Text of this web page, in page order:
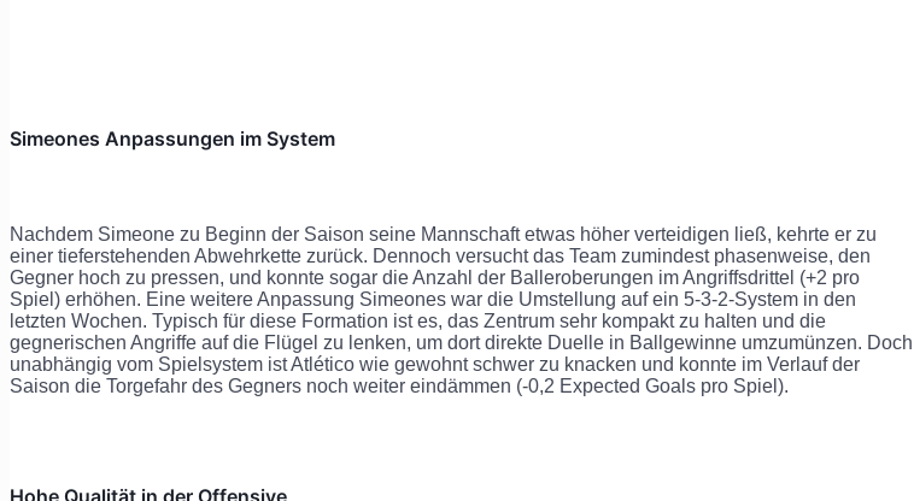
Simeones Anpassungen im System
Nachdem Simeone zu Beginn der Saison seine Mannschaft etwas höher verteidigen ließ, kehrte er zu
einer tieferstehenden Abwehrkette zurück. Dennoch versucht das Team zumindest phasenweise, den
Gegner hoch zu pressen, und konnte sogar die Anzahl der Balleroberungen im Angriffsdrittel (+2 pro
Spiel) erhöhen. Eine weitere Anpassung Simeones war die Umstellung auf ein 5-3-2-System in den
letzten Wochen. Typisch für diese Formation ist es, das Zentrum sehr kompakt zu halten und die
gegnerischen Angriffe auf die Flügel zu lenken, um dort direkte Duelle in Ballgewinne umzumünzen. Doch
unabhängig vom Spielsystem ist Atlético wie gewohnt schwer zu knacken und konnte im Verlauf der
Saison die Torgefahr des Gegners noch weiter eindämmen (-0,2 Expected Goals pro Spiel).